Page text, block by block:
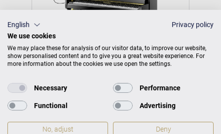
Studio S 2 VARIO
English
Privacy policy
We use cookies
We may place these for analysis of our visitor data, to improve our website,
show personalised content and to give you a great website experience. For
more information about the cookies we use open the settings.
Necessary Performance
Functional Advertising
No, adjust Deny